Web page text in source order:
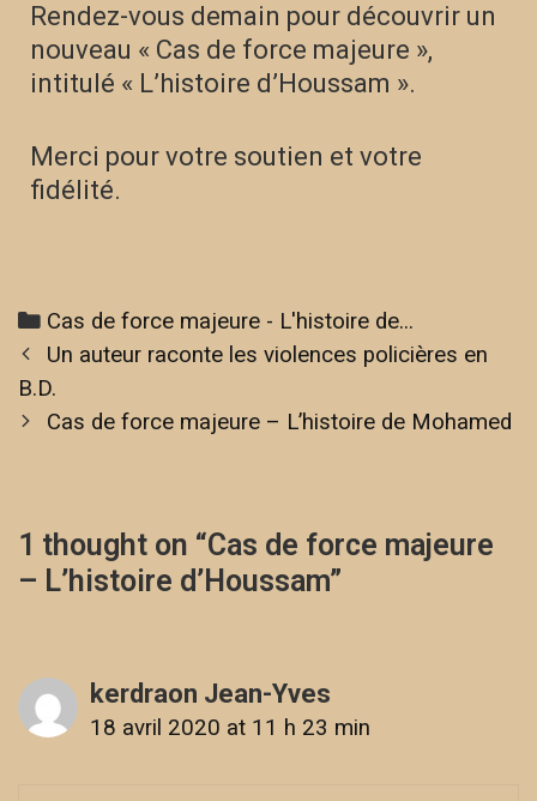
Rendez-vous demain pour découvrir un
nouveau « Cas de force majeure »,
intitulé « L’histoire d’Houssam ».
Merci pour votre soutien et votre
fidélité.
Cas de force majeure - L'histoire de...
Un auteur raconte les violences policières en
B.D.
Cas de force majeure – L’histoire de Mohamed
1 thought on “Cas de force majeure
– L’histoire d’Houssam”
kerdraon Jean-Yves
18 avril 2020 at 11 h 23 min